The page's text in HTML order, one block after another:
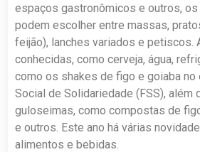
espaços gastronômicos e outros,
podem escolher entre massas,
feijão), lanches variados e petiscos.
conhecidas, como cerveja, água,
como os shakes de figo e goiaba no
Social de Solidariedade (FSS), além
guloseimas, como compostas de
e outros. Este ano há várias
alimentos e bebidas.